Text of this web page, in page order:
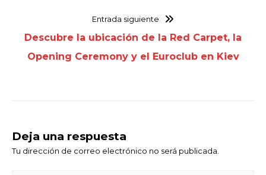
Entrada siguiente
Descubre la ubicación de la Red Carpet, la
Opening Ceremony y el Euroclub en Kiev
Deja una respuesta
Tu dirección de correo electrónico no será publicada.